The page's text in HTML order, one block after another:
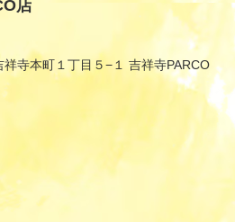
店
寺本町１丁目５−１ 吉祥寺PARCO